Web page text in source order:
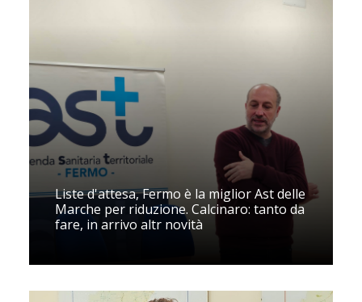
Liste d'attesa, Fermo è la miglior Ast delle
Marche per riduzione. Calcinaro: tanto da
fare, in arrivo altr novità